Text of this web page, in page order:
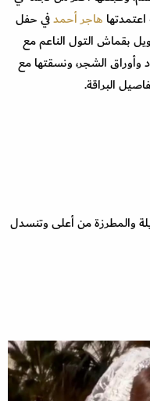
هاجر أحمدفي حفل
الطويل بقماش التول الناعم مع
الشجر، ونسقتها مع
البراقة.
والمطرزة من أعلى وتنسدل